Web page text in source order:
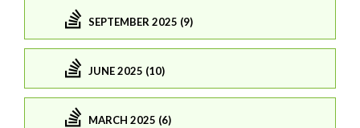
SEPTEMBER 2025 (9)
JUNE 2025 (10)
MARCH 2025 (6)